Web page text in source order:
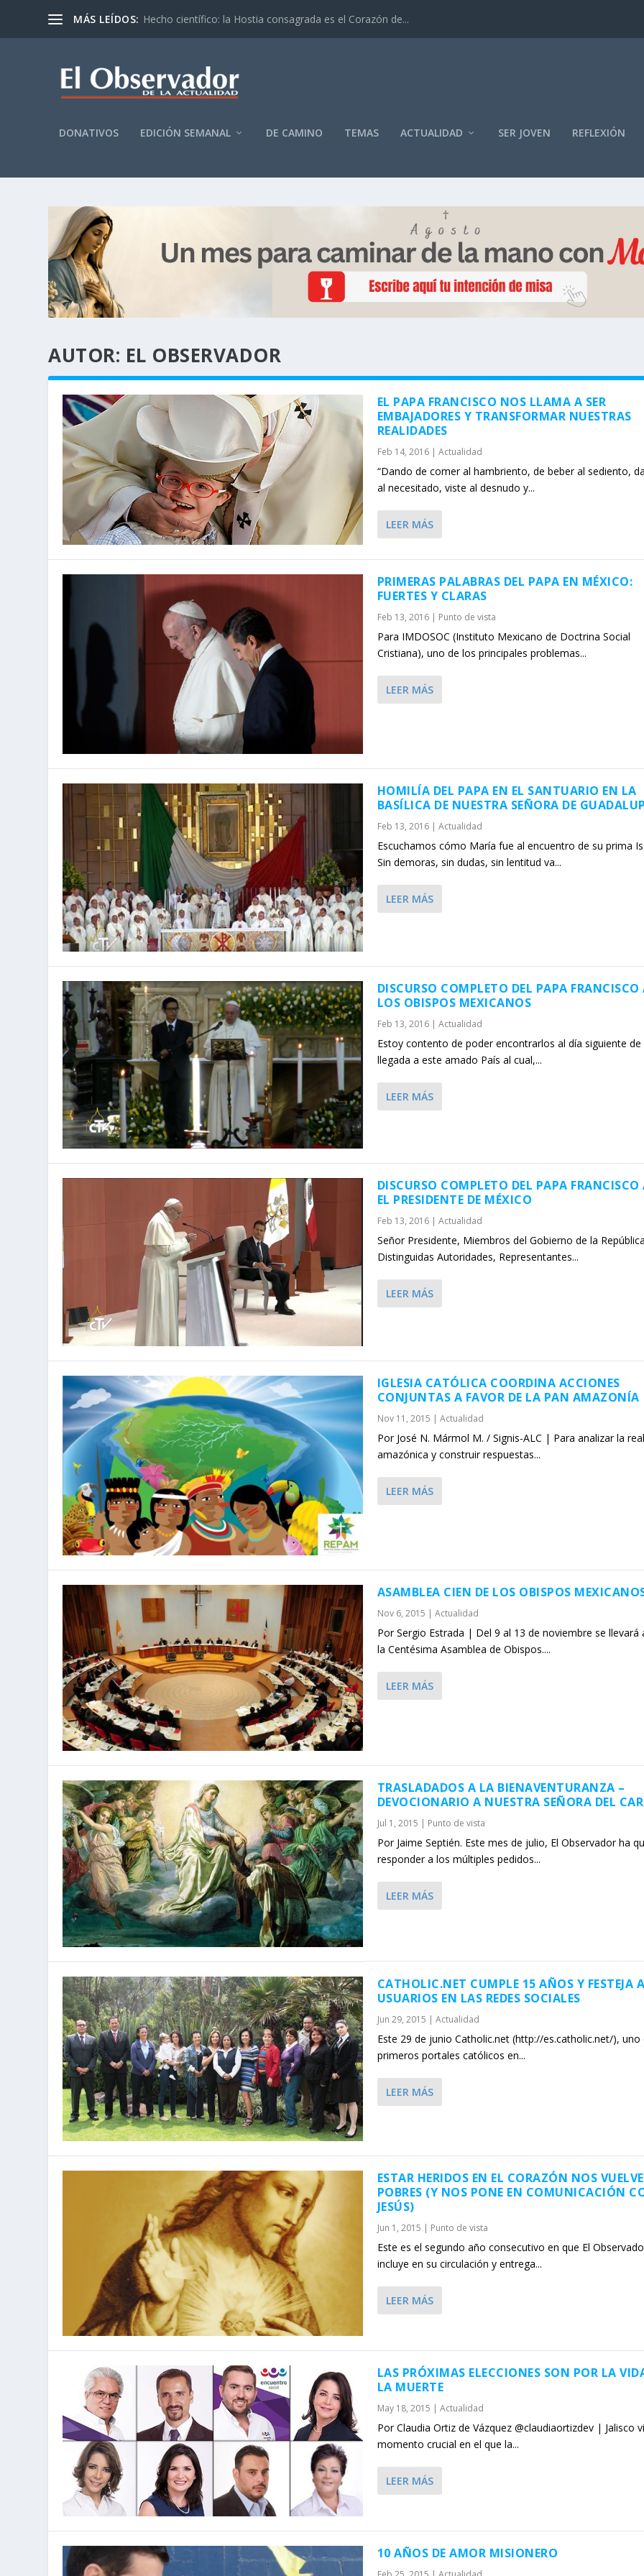
MÁS LEÍDOS: Hecho científico: la Hostia consagrada es el Corazón de...
DONATIVOS EDICIÓN SEMANAL DE CAMINO TEMAS ACTUALIDAD SER JOVEN REFLEXIÓN
AUTOR: EL OBSERVADOR
EL PAPA FRANCISCO NOS LLAMA A SER
EMBAJADORES Y TRANSFORMAR NUESTRAS
REALIDADES
Feb 14, 2016| Actualidad
“Dando de comer al hambriento, de beber al sediento,
al necesitado, viste al desnudo y...
LEER MÁS
PRIMERAS PALABRAS DEL PAPA EN MÉXICO:
FUERTES Y CLARAS
Feb 13, 2016| Punto de vista
Para IMDOSOC (Instituto Mexicano de Doctrina Social
Cristiana), uno de los principales problemas...
LEER MÁS
HOMILÍA DEL PAPA EN EL SANTUARIO EN LA
BASÍLICA DE NUESTRA SEÑORA DE
Feb 13, 2016| Actualidad
Escuchamos cómo María fue al encuentro de su prima
Sin demoras, sin dudas, sin lentitud va...
LEER MÁS
DISCURSO COMPLETO DEL PAPA FRANCISCO
LOS OBISPOS MEXICANOS
Feb 13, 2016| Actualidad
Estoy contento de poder encontrarlos al día siguiente de
llegada a este amado País al cual,...
LEER MÁS
DISCURSO COMPLETO DEL PAPA FRANCISCO
EL PRESIDENTE DE MÉXICO
Feb 13, 2016| Actualidad
Señor Presidente, Miembros del Gobierno de la
Distinguidas Autoridades, Representantes...
LEER MÁS
IGLESIA CATÓLICA COORDINA ACCIONES
CONJUNTAS A FAVOR DE LA PAN AMAZONÍA
Nov 11, 2015 | Actualidad
Por José N. Mármol M. / Signis-ALC | Para analizar la
amazónica y construir respuestas...
LEER MÁS
ASAMBLEA CIEN DE LOS OBISPOS
Nov 6, 2015 | Actualidad
Por Sergio Estrada | Del 9 al 13 de noviembre se llevará
la Centésima Asamblea de Obispos....
LEER MÁS
TRASLADADOS A LA BIENAVENTURANZA –
DEVOCIONARIO A NUESTRA SEÑORA DEL
Jul 1, 2015 Punto de vista
Por Jaime Septién. Este mes de julio, El Observador ha
responder a los múltiples pedidos...
LEER MÁS
CATHOLIC.NET CUMPLE 15 AÑOS Y FESTEJA
USUARIOS EN LAS REDES SOCIALES
Jun 29, 2015 | Actualidad
Este 29 de junio Catholic.net (http://es.catholic.net/), uno
primeros portales católicos en...
LEER MÁS
ESTAR HERIDOS EN EL CORAZÓN NOS VUELVE
POBRES (Y NOS PONE EN COMUNICACIÓN
JESÚS)
Jun 1, 2015 | Punto de vista
Este es el segundo año consecutivo en que El
incluye en su circulación y entrega...
LEER MÁS
LAS PRÓXIMAS ELECCIONES SON POR LA
LA MUERTE
May 18, 2015 | Actualidad
Por Claudia Ortiz de Vázquez @claudiaortizdev | Jalisco
momento crucial en el que la...
LEER MÁS
10 AÑOS DE AMOR MISIONERO